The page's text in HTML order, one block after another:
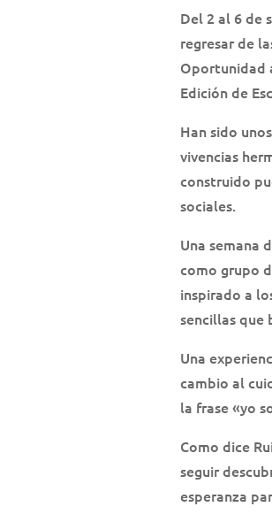
Del 2 al 6 de
regresar de
Oportunidad
Edición de
Han sido
vivencias
construido
sociales.
Una semana
como grupo
inspirado a
sencillas que
Una
cambio al
la frase «yo
Como dice
seguir
esperanza